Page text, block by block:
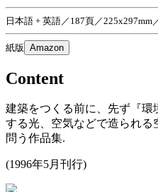
日本語 + 英語／187頁／225x297mm
紙版 Amazon
Content
建築をつくる前に、先ず『環
する光、空気などで造られる
問う作品集.
(1996年5月刊行)